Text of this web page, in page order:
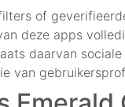
of
deze apps
daarvan
van